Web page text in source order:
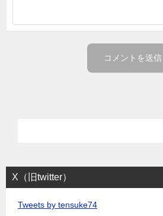
X（旧twitter）
Tweets by tensuke74